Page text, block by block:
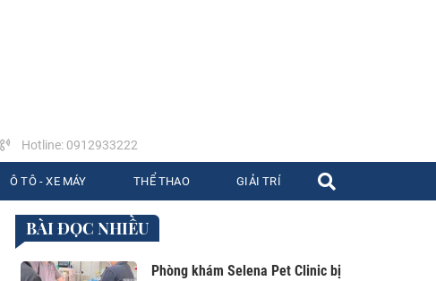
Hotline: 0912933222
Ô TÔ - XE MÁY THỂ THAO GIẢI TRÍ
BÀI ĐỌC NHIỀU
Phòng khám Selena Pet Clinic bị